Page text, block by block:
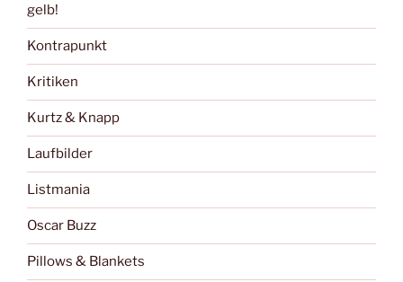
gelb!
Kontrapunkt
Kritiken
Kurtz & Knapp
Laufbilder
Listmania
Oscar Buzz
Pillows & Blankets